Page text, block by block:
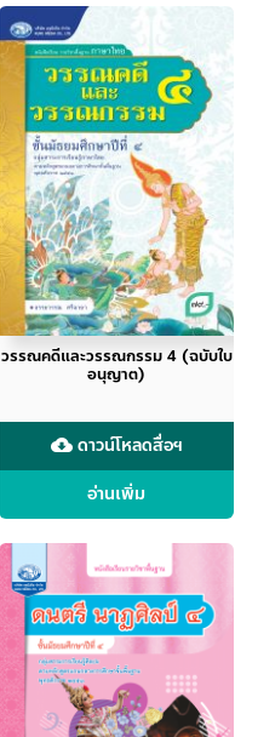
วรรณคดีและวรรณกรรม 4 (ฉบับใบ
อนุญาต)
cloud_downloadดาวน์โหลดสื่อฯ
อ่านเพิ่ม